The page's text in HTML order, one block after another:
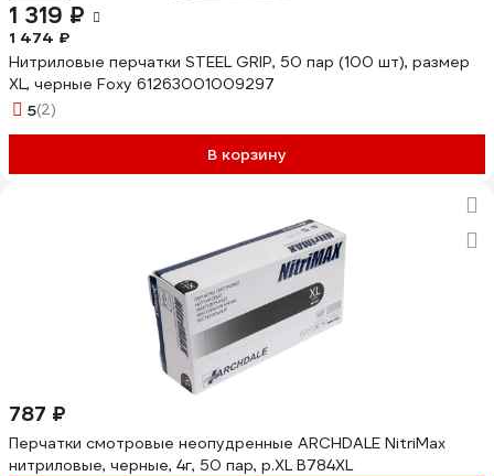
1 319 ₽
1 474 ₽
Нитриловые перчатки STEEL GRIP, 50 пар (100 шт), размер
XL, черные Foxy 61263001009297
5(2)
В корзину
787 ₽
Перчатки смотровые неопудренные ARCHDALE NitriMax
нитриловые, черные, 4г, 50 пар, р.XL B784XL